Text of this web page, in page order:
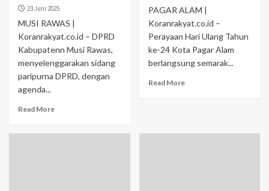
23 Juni 2025
MUSI RAWAS |
Koranrakyat.co.id – DPRD
Kabupatenn Musi Rawas,
menyelenggarakan sidang
paripurna DPRD, dengan
agenda...
Read More
PAGAR ALAM |
Koranrakyat.co.id –
Perayaan Hari Ulang Tahun
ke-24 Kota Pagar Alam
berlangsung semarak...
Read More